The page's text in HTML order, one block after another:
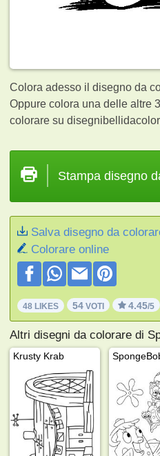
Colora adesso il disegno da
Oppure colora una delle altre
colorare su
Stampa disegno
Salva disegno da
Colorare online
48 LIKES 54 VOTI 4.45/5
Altri disegni da colorare di
Krusty Krab